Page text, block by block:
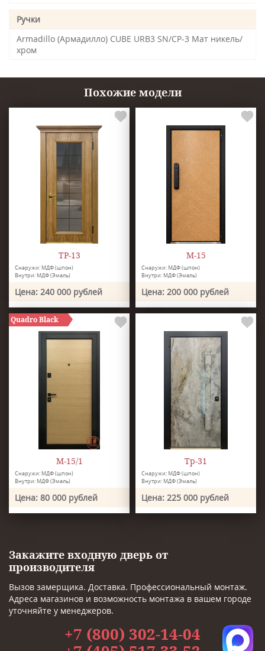
Ручки
Armadillo (Армадилло) CUBE URB3 SN/CP-3 Мат никель/
хром
Похожие модели
ТР-13
Снаружи: МДФ (шпон)
Внутри: МДФ (Эмаль)
Цена: 240 000 рублей
М-15
Снаружи: МДФ (шпон)
Внутри: МДФ (Эмаль)
Цена: 200 000 рублей
Quadro Black
М-15/1
Снаружи: МДФ (шпон)
Внутри: МДФ (Эмаль)
Цена: 80 000 рублей
Тр-31
Снаружи: МДФ (шпон)
Внутри: МДФ (Эмаль)
Цена: 225 000 рублей
Закажите входную дверь от
производителя
Вызов замерщика. Доставка. Профессиональный монтаж.
Адреса магазинов и возможность монтажа в вашем городе
уточняйте у менеджеров.
+7 (800) 302-14-04